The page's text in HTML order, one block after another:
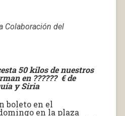
Colaboración del
50 kilos de nuestros
en ?????? € de
y Siria
boleto en el
en la plaza